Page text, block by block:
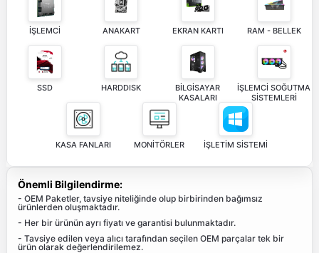
İŞLEMCİ ANAKART EKRAN KARTI RAM - BELLEK
SSD HARDDISK
BİLGİSAYAR
KASALARI
İŞLEMCİ SOĞUTMA
SİSTEMLERİ
KASA FANLARI MONİTÖRLER İŞLETİM SİSTEMİ
Önemli Bilgilendirme:
- OEM Paketler, tavsiye niteliğinde olup birbirinden bağımsız
ürünlerden oluşmaktadır.
- Her bir ürünün ayrı fiyatı ve garantisi bulunmaktadır.
- Tavsiye edilen veya alıcı tarafından seçilen OEM parçalar tek bir
ürün olarak değerlendirilemez.